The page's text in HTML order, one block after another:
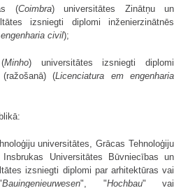
(Coimbra) universitātes Zinātņu un
izsniegti diplomi inženierzinātnēs
civil);
Minho) universitātes izsniegti diplomi
(ražošanā) (Licenciatura em engenharia
universitātes, Grācas Tehnoloģiju
Universitātes Būvniecības un
izsniegti diplomi par arhitektūras vai
Bauingenieurwesen", "Hochbau" vai